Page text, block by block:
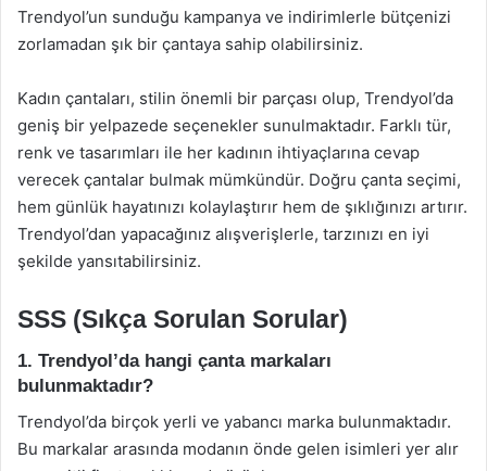
Trendyol’un sunduğu kampanya ve indirimlerle bütçenizi
zorlamadan şık bir çantaya sahip olabilirsiniz.
Kadın çantaları, stilin önemli bir parçası olup, Trendyol’da
geniş bir yelpazede seçenekler sunulmaktadır. Farklı tür,
renk ve tasarımları ile her kadının ihtiyaçlarına cevap
verecek çantalar bulmak mümkündür. Doğru çanta seçimi,
hem günlük hayatınızı kolaylaştırır hem de şıklığınızı artırır.
Trendyol’dan yapacağınız alışverişlerle, tarzınızı en iyi
şekilde yansıtabilirsiniz.
SSS (Sıkça Sorulan Sorular)
1. Trendyol’da hangi çanta markaları
bulunmaktadır?
Trendyol’da birçok yerli ve yabancı marka bulunmaktadır.
Bu markalar arasında modanın önde gelen isimleri yer alır